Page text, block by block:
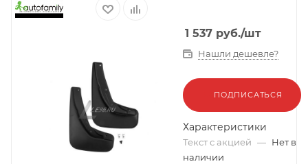
1 537 руб./шт
Нашли дешевле?
ПОДПИСАТЬСЯ
Характеристики
Текст с акцией — Нет в
наличии